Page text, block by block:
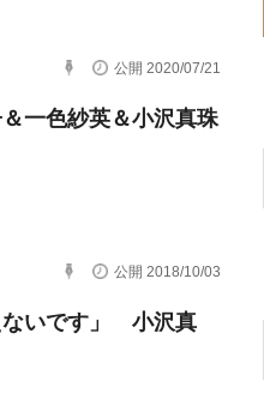
公開 2020/07/21
一色紗英＆小沢真珠
公開 2018/10/03
ないです」 小沢真